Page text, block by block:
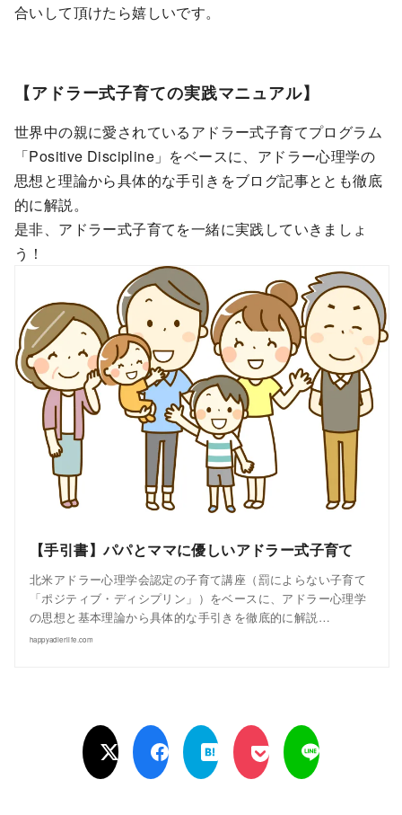
合いして頂けたら嬉しいです。
【アドラー式子育ての実践マニュアル】
世界中の親に愛されているアドラー式子育てプログラム
「Positive Discipline」をベースに、アドラー心理学の
思想と理論から具体的な手引きをブログ記事ととも徹底
的に解説。
是非、アドラー式子育てを一緒に実践していきましょ
う！
【手引書】パパとママに優しいアドラー式子育て
北米アドラー心理学会認定の子育て講座（罰によらない子育て
「ポジティブ・ディシプリン」）をベースに、アドラー心理学
の思想と基本理論から具体的な手引きを徹底的に解説…
happyadlerlife.com